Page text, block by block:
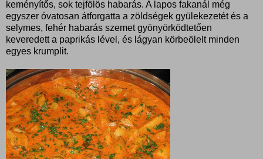
keményítős, sok tejfölös habarás. A lapos fakanál még
egyszer óvatosan átforgatta a zöldségek gyülekezetét és a
selymes, fehér habarás szemet gyönyörködtetően
keveredett a paprikás lével, és lágyan körbeölelt minden
egyes krumplit.